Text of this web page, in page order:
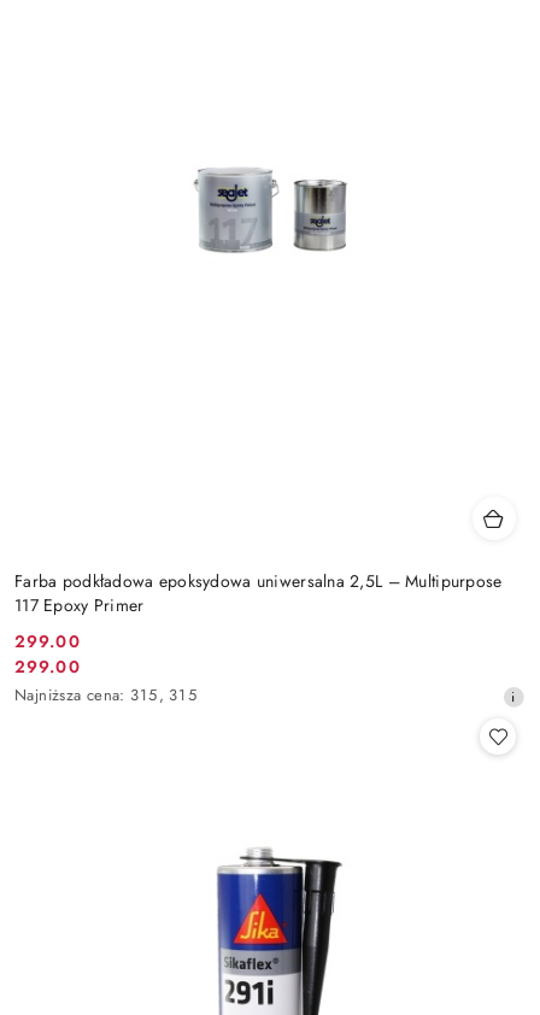
Farba podkładowa epoksydowa uniwersalna 2,5L – Multipurpose
117 Epoxy Primer
Cena
promocyjna:
299.00
Cena
promocyjna:
299.00
Najniższa
Najniższa cena: 315, 315